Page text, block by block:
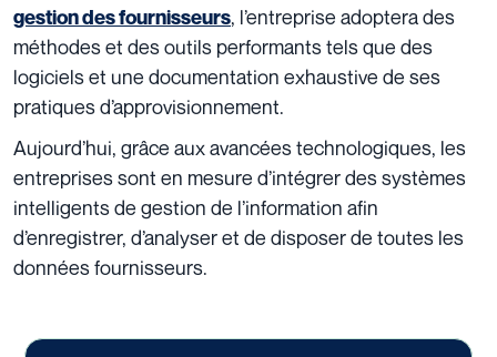
gestion des fournisseurs, l’entreprise adoptera des
méthodes et des outils performants tels que des
logiciels et une documentation exhaustive de ses
pratiques d’approvisionnement.
Aujourd’hui, grâce aux avancées technologiques, les
entreprises sont en mesure d’intégrer des systèmes
intelligents de gestion de l’information afin
d’enregistrer, d’analyser et de disposer de toutes les
données fournisseurs.